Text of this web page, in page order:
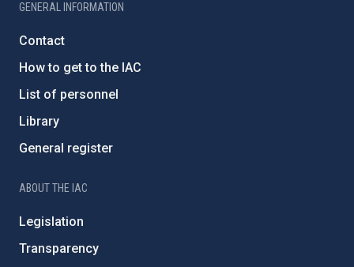
GENERAL INFORMATION
Contact
How to get to the IAC
List of personnel
Library
General register
ABOUT THE IAC
Legislation
Transparency